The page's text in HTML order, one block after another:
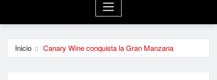
Inicio Canary Wine conquista la Gran Manzana